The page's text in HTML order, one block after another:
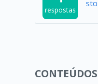
respostas